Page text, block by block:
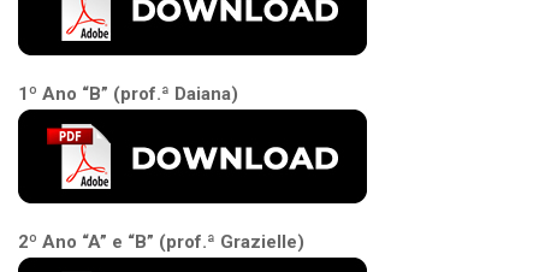
1º Ano “B” (prof.ª Daiana)
2º Ano “A” e “B” (prof.ª Grazielle)